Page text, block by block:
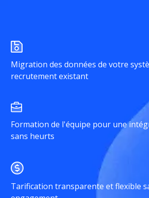
Migration des données de votre
recrutement existant
Formation de l'équipe pour une
sans heurts
Tarification transparente et flexible